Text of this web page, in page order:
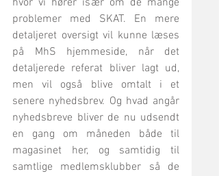
hvor vi hører især om de mange
problemer med SKAT. En mere
detaljeret oversigt vil kunne læses
på MhS hjemmeside, når det
detaljerede referat bliver lagt ud,
men vil også blive omtalt i et
senere nyhedsbrev. Og hvad angår
nyhedsbreve bliver de nu udsendt
en gang om måneden både til
magasinet her, og samtidig til
samtlige medlemsklubber så de